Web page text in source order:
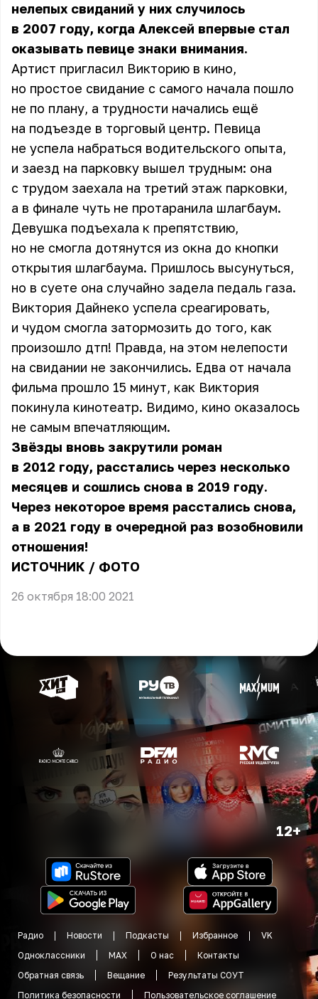
нелепых свиданий у них случилось
в 2007 году, когда Алексей впервые стал
оказывать певице знаки внимания.
Артист пригласил Викторию в кино,
но простое свидание с самого начала пошло
не по плану, а трудности начались ещё
на подъезде в торговый центр. Певица
не успела набраться водительского опыта,
и заезд на парковку вышел трудным: она
с трудом заехала на третий этаж парковки,
а в финале чуть не протаранила шлагбаум.
Девушка подъехала к препятствию,
но не смогла дотянутся из окна до кнопки
открытия шлагбаума. Пришлось высунуться,
но в суете она случайно задела педаль газа.
Виктория Дайнеко успела среагировать,
и чудом смогла затормозить до того, как
произошло дтп! Правда, на этом нелепости
на свидании не закончились. Едва от начала
фильма прошло 15 минут, как Виктория
покинула кинотеатр. Видимо, кино оказалось
не самым впечатляющим.
Звёзды вновь закрутили роман
в 2012 году, расстались через несколько
месяцев и сошлись снова в 2019 году.
Через некоторое время расстались снова,
а в 2021 году в очередной раз возобновили
отношения!
ИСТОЧНИК / ФОТО
26 октября 18:00 2021
12+
Радио Новости Подкасты Избранное
VK
Одноклассники
MAX О нас
Контакты
Обратная связь
Вещание
Результаты СОУТ
Политика безопасности
Пользовательское соглашение